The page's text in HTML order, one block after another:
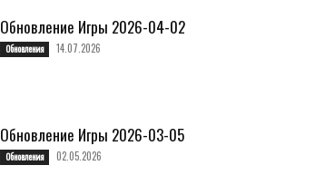
Обновление Игры 2026-04-02
Обновления 14.07.2026
Обновление Игры 2026-03-05
Обновления 02.05.2026